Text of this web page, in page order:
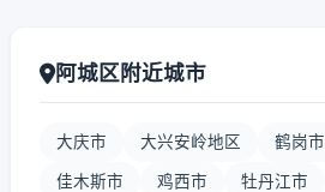
阿城区附近城市
大庆市 大兴安岭地区 鹤岗市
佳木斯市 鸡西市 牡丹江市